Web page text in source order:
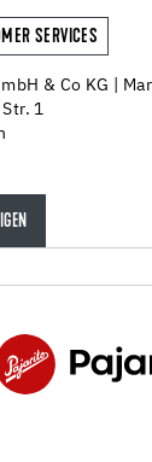
SERVICES
& Co KG |
1